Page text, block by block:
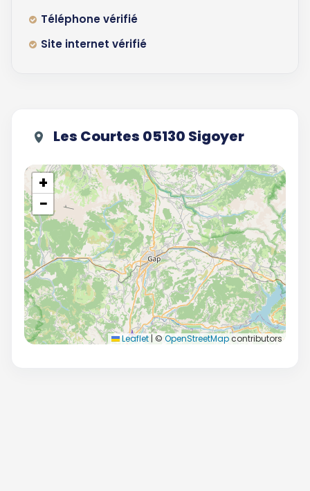
Téléphone vérifié
Site internet vérifié
Les Courtes 05130 Sigoyer
+
−
Leaflet | © OpenStreetMapcontributors